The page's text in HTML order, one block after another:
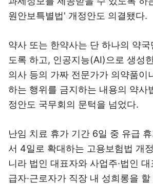
원안보특별법' 개정안도 의결됐다.
약사 또는 한약사는 단 하나의 약국
도록 하고, 인공지능(AI)으로 생성
의사 등의 가짜 전문가가 의약품이
하는 행위를 금지하는 내용의 약사
정안도 국무회의 문턱을 넘었다.
난임 치료 휴가 기간 6일 중 유급
서 4일로 확대하는 고용보험법 개
니라 법인 대표자와 사업주·법인
급자·근로자가 직장 내 성희롱을